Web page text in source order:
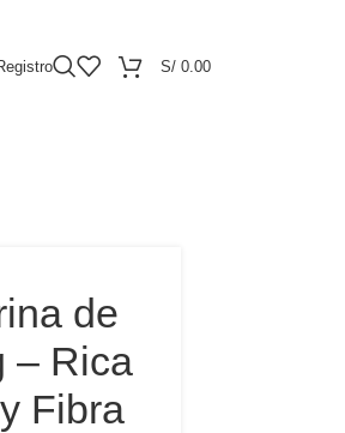
S/ 0.00
de
– Rica
Fibra